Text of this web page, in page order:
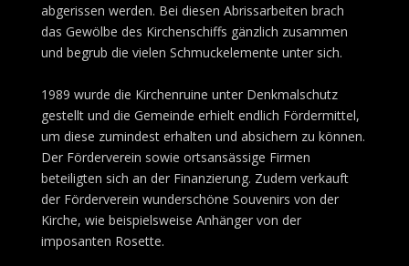
abgerissen werden. Bei diesen Abrissarbeiten brach
das Gewölbe des Kirchenschiffs gänzlich zusammen
und begrub die vielen Schmuckelemente unter sich.
1989 wurde die Kirchenruine unter Denkmalschutz
gestellt und die Gemeinde erhielt endlich Fördermittel,
um diese zumindest erhalten und absichern zu können.
Der Förderverein sowie ortsansässige Firmen
beteiligten sich an der Finanzierung. Zudem verkauft
der Förderverein wunderschöne Souvenirs von der
Kirche, wie beispielsweise Anhänger von der
imposanten Rosette.